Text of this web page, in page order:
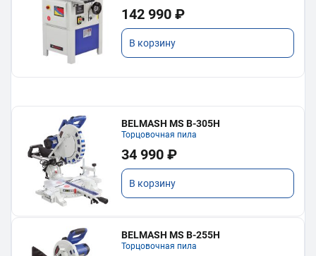
142 990 ₽
В корзину
BELMASH MS B-305H
Торцовочная пила
34 990 ₽
В корзину
BELMASH MS B-255H
Торцовочная пила